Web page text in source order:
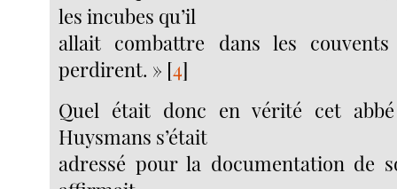
les incubes qu’il
allait combattre dans les
perdirent. » [4]
Quel était donc en vérité cet
Huysmans s’était
adressé pour la documentation de